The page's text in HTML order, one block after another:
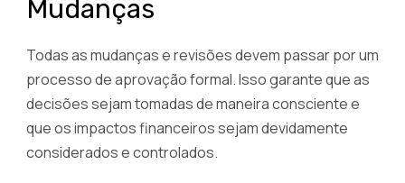
Mudanças
Todas as mudanças e revisões devem passar por um
processo de aprovação formal. Isso garante que as
decisões sejam tomadas de maneira consciente e
que os impactos financeiros sejam devidamente
considerados e controlados.